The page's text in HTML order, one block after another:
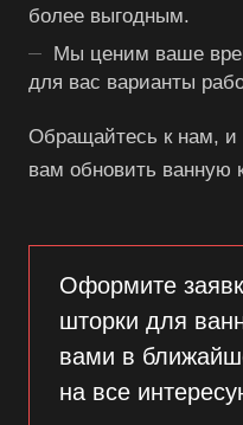
более выгодным.
Мы ценим ваше
для вас варианты
Обращайтесь к нам,
вам обновить ванную
Оформите
шторки для
вами в
на все